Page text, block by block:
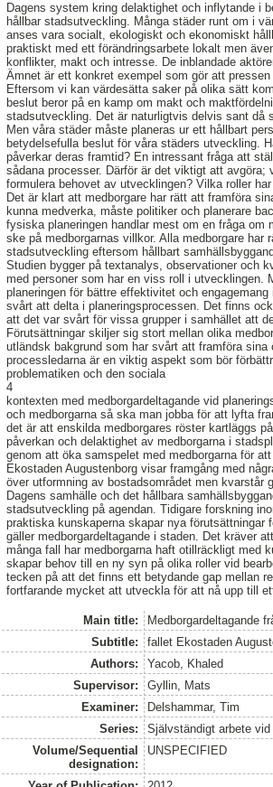
Dagens system kring delaktighet och inflytande i
hållbar stadsutveckling. Många städer runt om i
anses vara socialt, ekologiskt och ekonomiskt
praktiskt med ett förändringsarbete lokalt men
konflikter, makt och intresse. De inblandade
Ämnet är ett konkret exempel som gör att
Eftersom vi kan värdesätta saker på olika sätt
beslut beror på en kamp om makt och
stadsutveckling. Det är naturligtvis delvis sant då
Men våra städer måste planeras ur ett hållbart
betydelsefulla beslut för våra städers utveckling.
påverkar deras framtid? En intressant fråga att
sådana processer. Därför är det viktigt att
formulera behovet av utvecklingen? Vilka roller
Det är klart att medborgare har rätt att framföra
kunna medverka, måste politiker och planerare
fysiska planeringen handlar mest om en fråga
ske på medborgarnas villkor. Alla medborgare
stadsutveckling eftersom hållbart
Studien bygger på textanalys, observationer och
med personer som har en viss roll i utvecklingen.
planeringen för bättre effektivitet och
svårt att delta i planeringsprocessen. Det finns
att det var svårt för vissa grupper i samhället att
Förutsättningar skiljer sig stort mellan olika
utländsk bakgrund som har svårt att framföra
processledarna är en viktig aspekt som bör
problematiken och den sociala
4
kontexten med medborgardeltagande vid
och medborgarna så ska man jobba för att lyfta
det är att enskilda medborgares röster kartläggs
påverkan och delaktighet av medborgarna i
genom att öka samspelet med medborgarna för
Ekostaden Augustenborg visar framgång med
över utformning av bostadsområdet men
Dagens samhälle och det hållbara
stadsutveckling på agendan. Tidigare forskning
praktiska kunskaperna skapar nya
gäller medborgardeltagande i staden. Det kräver
många fall har medborgarna haft otillräckligt med
skapar behov till en ny syn på olika roller vid
tecken på att det finns ett betydande gap mellan
fortfarande mycket att utveckla för att nå upp till
Main title:
Medborgardeltagande
Subtitle:
fallet Ekostaden
Authors:
Yacob, Khaled
Supervisor:
Gyllin, Mats
Examiner:
Delshammar, Tim
Series:
Självständigt arbete
Volume/Sequential
designation:
UNSPECIFIED